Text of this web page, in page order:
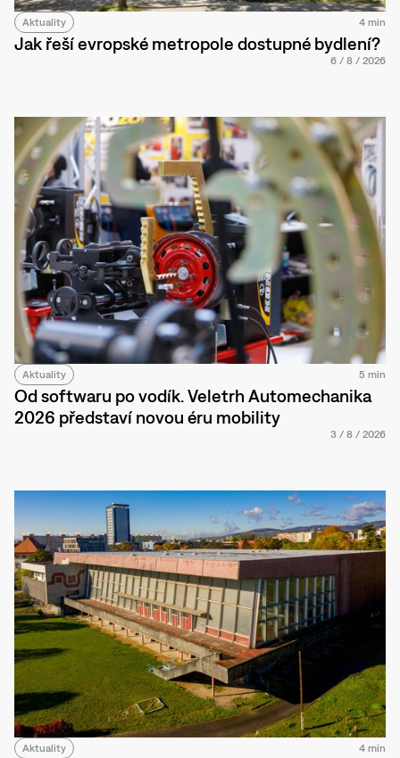
Aktuality 4 min
Jak řeší evropské metropole dostupné bydlení?
6 / 8 / 2026
Aktuality 5 min
Od softwaru po vodík. Veletrh Automechanika
2026 představí novou éru mobility
3 / 8 / 2026
Aktuality 4 min